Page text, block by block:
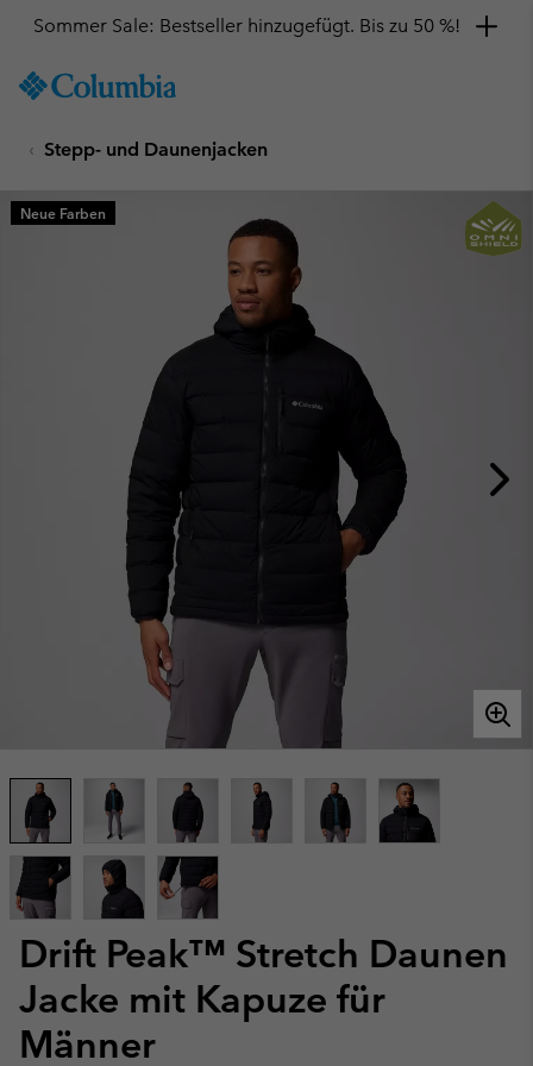
TO
SKIP
MAIN
NAV
Sommer Sale: Bestseller hinzugefügt. Bis zu 50 %!
Stepp- und Daunenjacken
Drift Peak™ Stretch Daunen
Jacke mit Kapuze für
Männer
Neue Farben